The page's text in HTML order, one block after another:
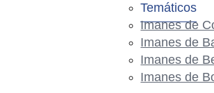
Temáticos
Imanes de
Imanes de
Imanes de
Imanes de